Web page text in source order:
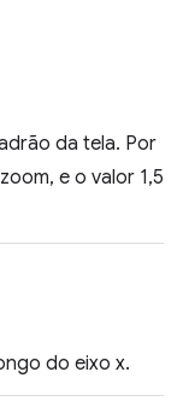
da tela. Por
e o valor 1,5
do eixo x.